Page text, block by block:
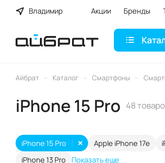
Владимир Акции Бренды
Айбрат – Каталог – Смартфоны –
iPhone 15 Pro 48
Apple iPhone 17e
iPhone 13 Pro
iPhone 15 Pro
Показать еще